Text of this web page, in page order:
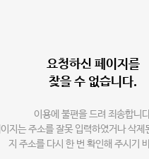
요청하신 페이지를
찾을 수 없습니다.
이용에 불편을 드려 죄송합니
지는 주소를 잘못 입력하였거나 삭제
지 주소를 다시 한 번 확인해 주시기